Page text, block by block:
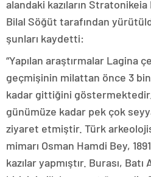
alandaki kazıların Stratonikeia
Bilal Söğüt tarafından
şunları kaydetti:
“Yapılan araştırmalar Lagina
geçmişinin milattan önce 3
kadar gittiğini göstermektedir.
günümüze kadar pek çok
ziyaret etmiştir. Türk
mimarı Osman Hamdi Bey,
kazılar yapmıştır. Burası, Batı